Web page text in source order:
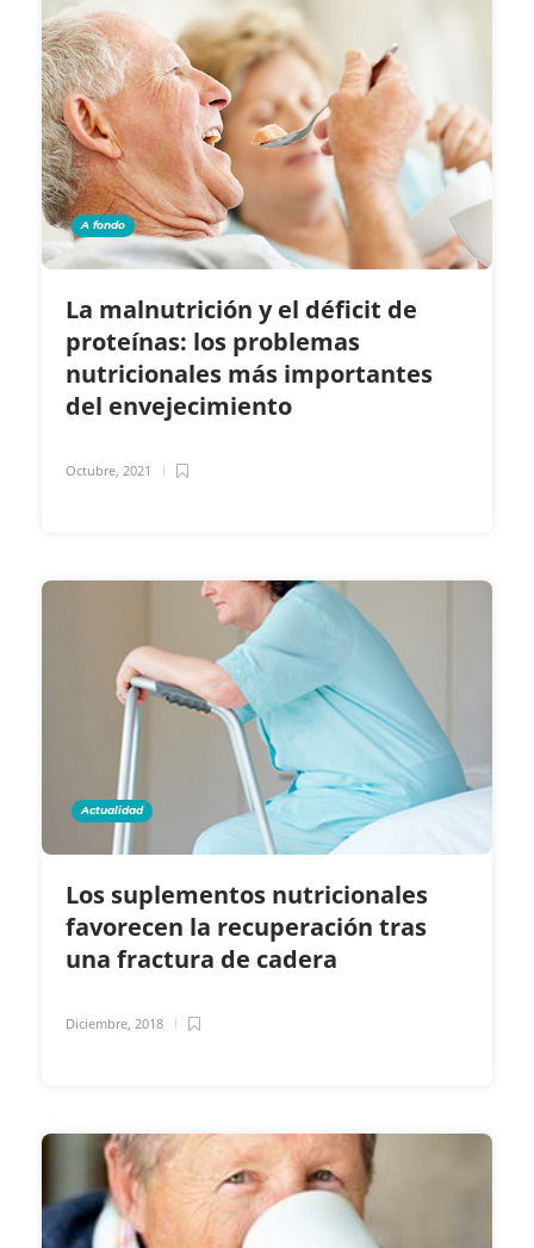
A fondo
La malnutrición y el déficit de
proteínas: los problemas
nutricionales más importantes
del envejecimiento
Octubre, 2021
Actualidad
Los suplementos nutricionales
favorecen la recuperación tras
una fractura de cadera
Diciembre, 2018